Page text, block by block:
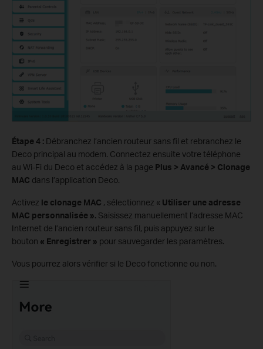
Étape 4 : Débranchez l’ancien routeur sans fil et rebranchez le
Deco principal au modem. Connectez ensuite votre téléphone
au Wi-Fi du Deco et accédez à la page Plus > Avancé > Clonage
MAC dans l’application Deco.
Activez le clonage MAC , sélectionnez « Utiliser une adresse
MAC personnalisée ». Saisissez manuellement l’adresse MAC
Internet de l’ancien routeur sans fil, puis appuyez sur le
bouton « Enregistrer » pour sauvegarder les paramètres.
Vous pourrez alors vérifier si le Deco fonctionne ou non.